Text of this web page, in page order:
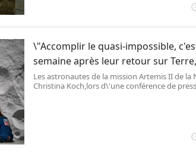
\"Accomplir le quasi-impossible,
semaine après leur retour sur
Les astronautes de la mission Artemis II de la
Christina Koch,lors d\'une conférence de